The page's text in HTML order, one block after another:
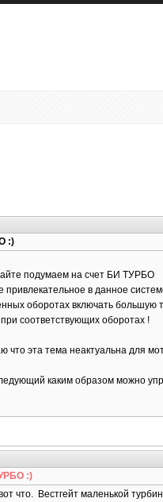
:)
подумаем на счет БИ ТУРБО
привлекательное в данное
оборотах включать большую
соответствующих оборотах !
что эта тема неактуальна для
каким образом можно
:)
что. Вестгейт маленькой